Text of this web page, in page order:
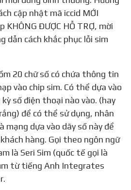
cập nhật mã iccid MỚI
KHÔNG ĐƯỢC HỖ TRỢ, mời
dẫn cách khắc phục lỗi sim
vào chip sim. Có thể dựa vào
số điện thoại nào vào. (hay
để có thể sử dụng, nhân
mạng dựa vào dãy số này để
hàng. Gọi theo ngôn ngữ
là Seri Sim (quốc tế gọi là
từ tiếng Anh Integrates